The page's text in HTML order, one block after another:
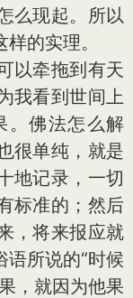
么现起。所以
的实理。
以牵拖到有天
我看到世间上
。佛法怎么解
很单纯，就是
地记录，一切
标准的；然后
，将来报应就
语所说的“时候
，就因为他果